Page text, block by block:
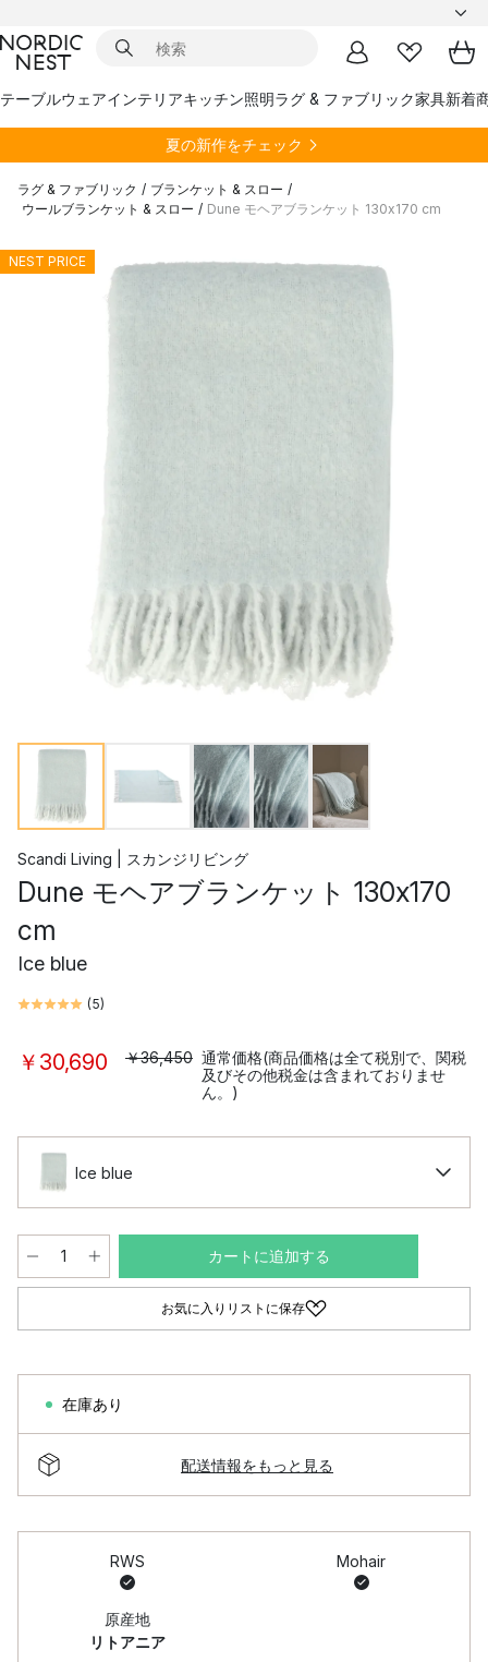
テーブルウェアインテリアキッチン照明ラグ & ファブリック家具新着
夏の新作をチェック
ラグ & ファブリック / ブランケット & スロー /
ウールブランケット & スロー / Dune モヘアブランケット 130x170 cm
NEST PRICE
Scandi Living | スカンジリビング
Dune モヘアブランケット 130x170
cm
Ice blue
(5)
￥30,690 ￥36,450 通常価格(商品価格は全て税別で、関税
及びその他税金は含まれておりませ
ん。)
Ice blue
カートに追加する
お気に入りリストに保存
在庫あり
配送情報をもっと見る
RWS Mohair
原産地
リトアニア